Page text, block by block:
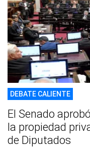
DEBATE CALIENTE
El Senado
la propiedad
de Diputados